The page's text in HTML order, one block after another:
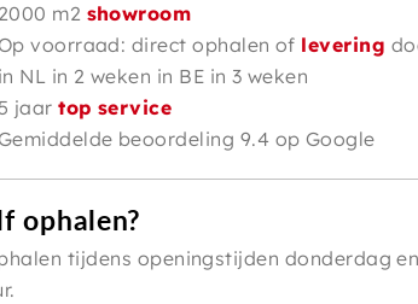
2000 m2 showroom
voorraad: direct ophalen of levering
in NL in 2 weken in BE in 3 weken
5 jaartop service
beoordeling 9.4 op Google
ophalen?
tijdens openingstijden donderdag